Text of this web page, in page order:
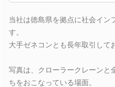
当社は徳島県を拠点に社会イン
す。
大手ゼネコンとも長年取引して
写真は、クローラークレーンと
ちをおこなっている場面。